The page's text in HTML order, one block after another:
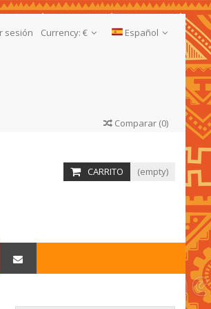
Español
Currency: €
sesión
Comparar (0)
CARRITO (empty)